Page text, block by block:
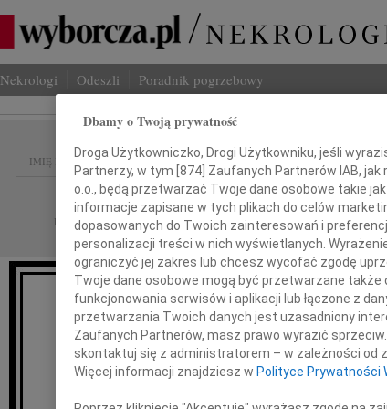
Nekrologi Odeszli Poradnik pogrzebowy
IMIĘ I NAZWISKO:
REGION: cała Polska
DATA EMISJI: 30.09.2009
Pani
Justynie Kossak
Dbamy o Twoją prywatność
Droga Użytkowniczko, Drogi Użytkowniku, jeśli
Partnerzy, w tym [874] Zaufanych Partnerów IAB, jak
o.o., będą przetwarzać Twoje dane osobowe takie
informacje zapisane w tych plikach do celów
dopasowanych do Twoich zainteresowań i
personalizacji treści w nich wyświetlanych.
ograniczyć jej zakres lub chcesz wycofać zgodę
Twoje dane osobowe mogą być przetwarzane
funkcjonowania serwisów i aplikacji lub łączone z
przetwarzania Twoich danych jest uzasadniony
Zaufanych Partnerów, masz prawo wyrazić
skontaktuj się z administratorem – w zależności od
Więcej informacji znajdziesz w Polityce Prywatności